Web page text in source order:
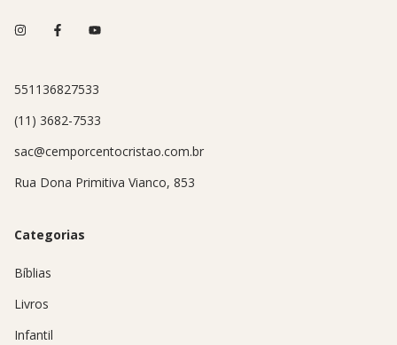
551136827533
(11) 3682-7533
sac@cemporcentocristao.com.br
Rua Dona Primitiva Vianco, 853
Categorias
Bíblias
Livros
Infantil